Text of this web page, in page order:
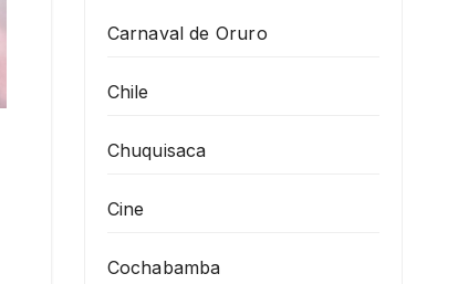
Carnaval de Oruro
Chile
Chuquisaca
Cine
Cochabamba